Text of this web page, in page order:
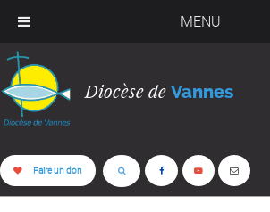
MENU
Diocèse de Vannes
Faire un don